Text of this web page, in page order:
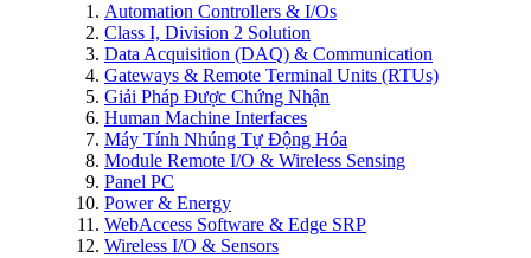
Automation Controllers & I/Os
Class I, Division 2 Solution
Data Acquisition (DAQ) & Communication
Gateways & Remote Terminal Units (RTUs)
Giải Pháp Được Chứng Nhận
Human Machine Interfaces
Máy Tính Nhúng Tự Động Hóa
Module Remote I/O & Wireless Sensing
Panel PC
Power & Energy
WebAccess Software & Edge SRP
Wireless I/O & Sensors